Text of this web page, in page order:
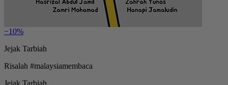
−10%
Jejak Tarbiah
Risalah #malaysiamembaca
Jejak Tarbiah